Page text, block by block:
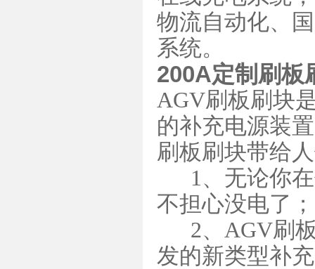
物流自动化、
系统。
200A定制刷板
AGV刷板刷块
的补充电源装
刷板刷块带给
1、无论你在
不担心没电了；
2、AGV刷板
发的新类型补